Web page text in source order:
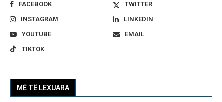
FACEBOOK
TWITTER
INSTAGRAM
LINKEDIN
YOUTUBE
EMAIL
TIKTOK
MË TË LEXUARA